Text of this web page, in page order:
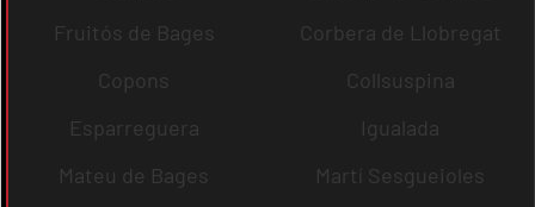
Fruitós de Bages
Corbera de Llobregat
Copons
Collsuspina
Esparreguera
Igualada
Mateu de Bages
Martí Sesgueioles